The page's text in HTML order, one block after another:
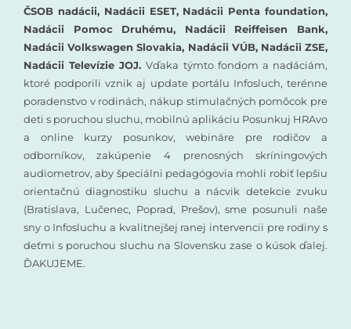
ČSOB nadácii, Nadácii ESET, Nadácii Penta foundation,
Nadácii Pomoc Druhému, Nadácii Reiffeisen Bank,
Nadácii Volkswagen Slovakia, Nadácii VÚB, Nadácii ZSE,
Nadácii Televízie JOJ.Vďaka týmto fondom a nadáciám,
ktoré podporili vznik aj update portálu Infosluch, terénne
poradenstvo v rodinách, nákup stimulačných pomôcok pre
deti s poruchou sluchu, mobilnú aplikáciu Posunkuj HRAvo
a online kurzy posunkov, webináre pre rodičov a
odborníkov, zakúpenie 4 prenosných skríningových
audiometrov, aby špeciálni pedagógovia mohli robiť lepšiu
orientačnú diagnostiku sluchu a nácvik detekcie zvuku
(Bratislava, Lučenec, Poprad, Prešov), sme posunuli naše
sny o Infosluchu a kvalitnejšej ranej intervencii pre rodiny s
deťmi s poruchou sluchu na Slovensku zase o kúsok ďalej.
ĎAKUJEME.